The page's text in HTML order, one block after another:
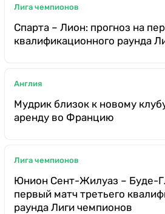
Лига чемпионов
Спарта – Лион: прогноз на
квалификационного раунда
Англия
Мудрик близок к новому
аренду во Францию
Лига чемпионов
Юнион Сент-Жилуаз – Буде-
первый матч третьего
раунда Лиги чемпионов